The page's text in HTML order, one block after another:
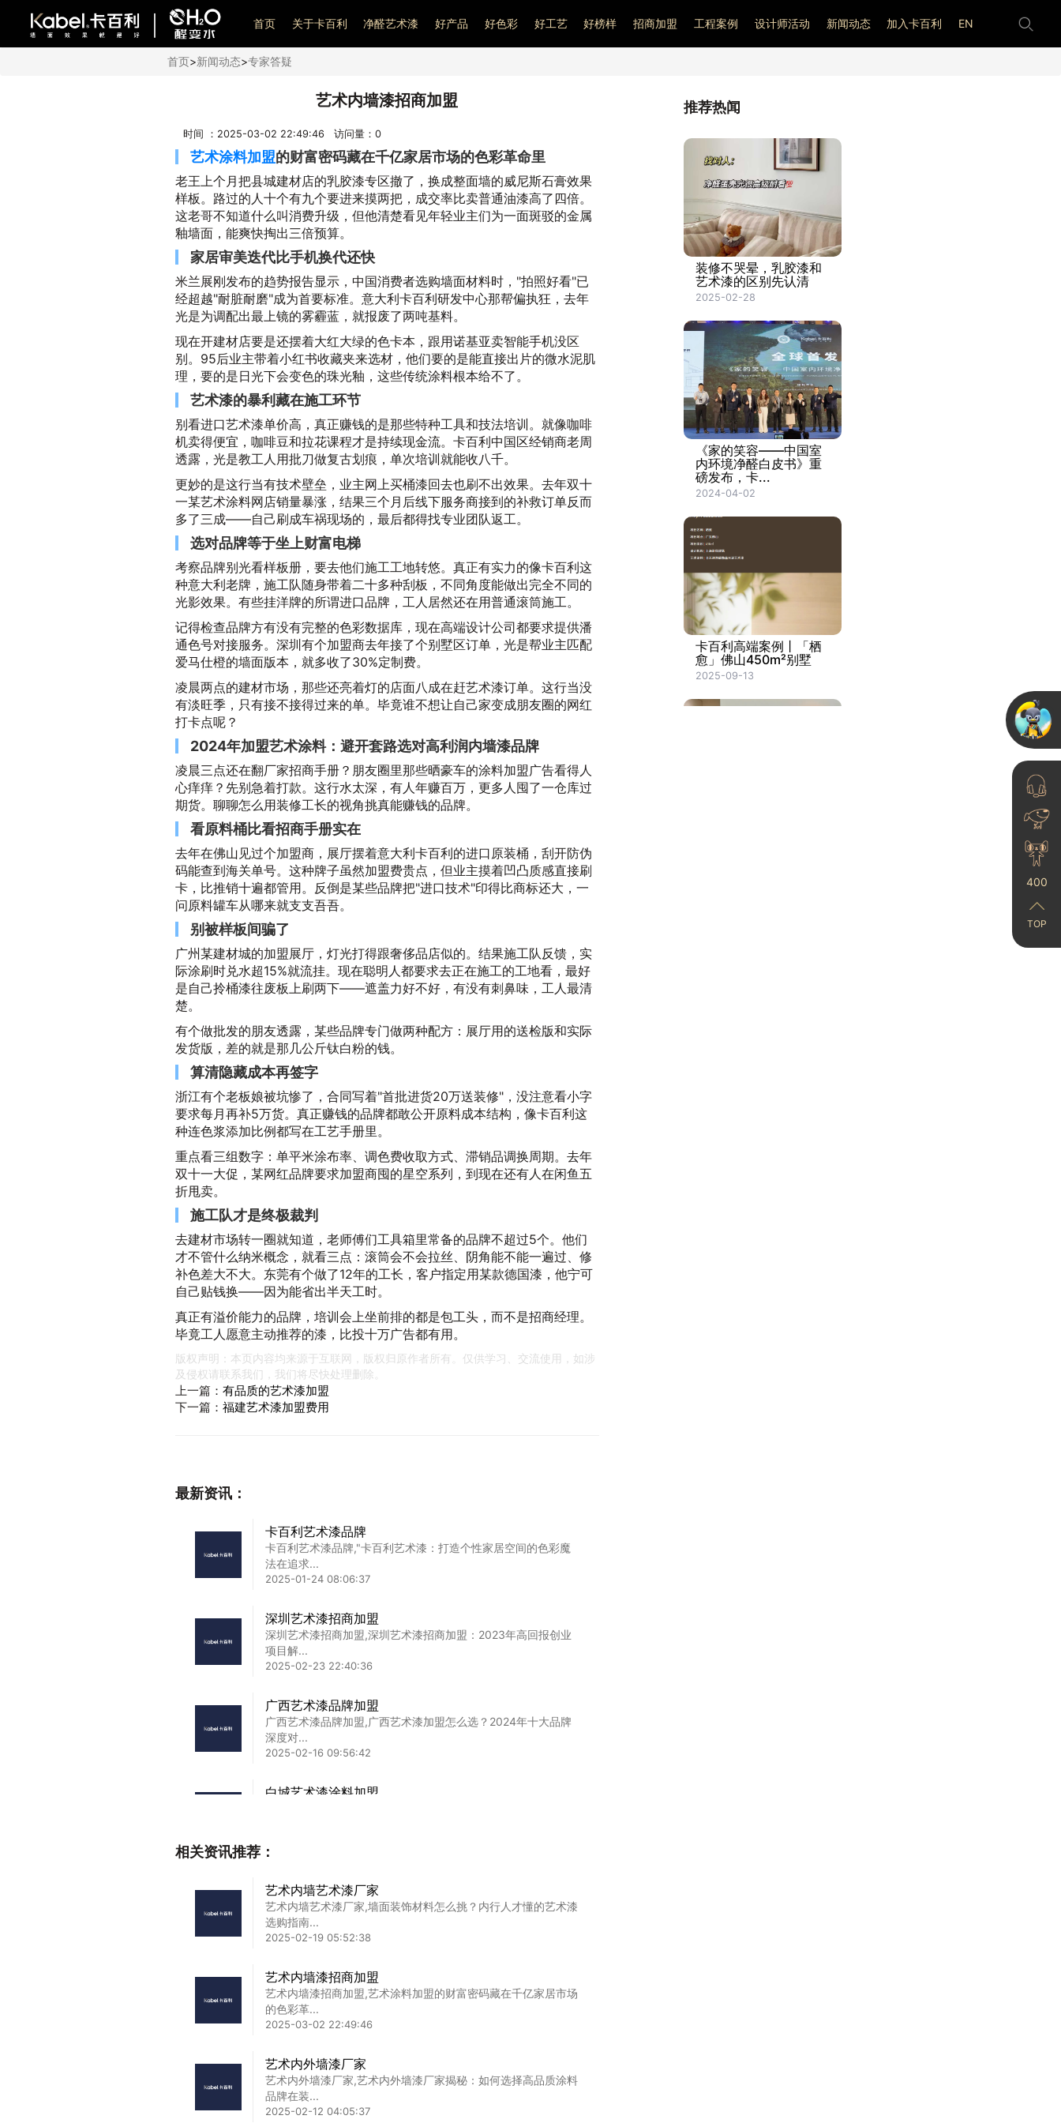
艺术漆加盟
首页 关于卡百利 净醛艺术漆 好产品 好色彩 好工艺 好榜样 招商加盟 工程案例 设计师活动 新闻动态 加入卡百利 EN
首页>新闻动态>专家答疑
艺术内墙漆招商加盟
时间 ：2025-03-02 22:49:46 访问量： 0
艺术涂料加盟的财富密码藏在千亿家居市场的色彩革命里
老王上个月把县城建材店的乳胶漆专区撤了，换成整面墙的威尼斯石膏效果
样板。路过的人十个有九个要进来摸两把，成交率比卖普通油漆高了四倍。
这老哥不知道什么叫消费升级，但他清楚看见年轻业主们为一面斑驳的金属
釉墙面，能爽快掏出三倍预算。
家居审美迭代比手机换代还快
米兰展刚发布的趋势报告显示，中国消费者选购墙面材料时，"拍照好看"已
经超越"耐脏耐磨"成为首要标准。意大利卡百利研发中心那帮偏执狂，去年
光是为调配出最上镜的雾霾蓝，就报废了两吨基料。
现在开建材店要是还摆着大红大绿的色卡本，跟用诺基亚卖智能手机没区
别。95后业主带着小红书收藏夹来选材，他们要的是能直接出片的微水泥肌
理，要的是日光下会变色的珠光釉，这些传统涂料根本给不了。
艺术漆的暴利藏在施工环节
别看进口艺术漆单价高，真正赚钱的是那些特种工具和技法培训。就像咖啡
机卖得便宜，咖啡豆和拉花课程才是持续现金流。卡百利中国区经销商老周
透露，光是教工人用批刀做复古划痕，单次培训就能收八千。
更妙的是这行当有技术壁垒，业主网上买桶漆回去也刷不出效果。去年双十
一某艺术涂料网店销量暴涨，结果三个月后线下服务商接到的补救订单反而
多了三成——自己刷成车祸现场的，最后都得找专业团队返工。
选对品牌等于坐上财富电梯
考察品牌别光看样板册，要去他们施工工地转悠。真正有实力的像卡百利这
种意大利老牌，施工队随身带着二十多种刮板，不同角度能做出完全不同的
光影效果。有些挂洋牌的所谓进口品牌，工人居然还在用普通滚筒施工。
记得检查品牌方有没有完整的色彩数据库，现在高端设计公司都要求提供潘
通色号对接服务。深圳有个加盟商去年接了个别墅区订单，光是帮业主匹配
爱马仕橙的墙面版本，就多收了30%定制费。
凌晨两点的建材市场，那些还亮着灯的店面八成在赶艺术漆订单。这行当没
有淡旺季，只有接不接得过来的单。毕竟谁不想让自己家变成朋友圈的网红
打卡点呢？
2024年加盟艺术涂料：避开套路选对高利润内墙漆品牌
凌晨三点还在翻厂家招商手册？朋友圈里那些晒豪车的涂料加盟广告看得人
心痒痒？先别急着打款。这行水太深，有人年赚百万，更多人囤了一仓库过
期货。聊聊怎么用装修工长的视角挑真能赚钱的品牌。
看原料桶比看招商手册实在
去年在佛山见过个加盟商，展厅摆着意大利卡百利的进口原装桶，刮开防伪
码能查到海关单号。这种牌子虽然加盟费贵点，但业主摸着凹凸质感直接刷
卡，比推销十遍都管用。反倒是某些品牌把"进口技术"印得比商标还大，一
问原料罐车从哪来就支支吾吾。
别被样板间骗了
广州某建材城的加盟展厅，灯光打得跟奢侈品店似的。结果施工队反馈，实
际涂刷时兑水超15%就流挂。现在聪明人都要求去正在施工的工地看，最好
是自己拎桶漆往废板上刷两下——遮盖力好不好，有没有刺鼻味，工人最清
楚。
有个做批发的朋友透露，某些品牌专门做两种配方：展厅用的送检版和实际
发货版，差的就是那几公斤钛白粉的钱。
算清隐藏成本再签字
浙江有个老板娘被坑惨了，合同写着"首批进货20万送装修"，没注意看小字
要求每月再补5万货。真正赚钱的品牌都敢公开原料成本结构，像卡百利这
种连色浆添加比例都写在工艺手册里。
重点看三组数字：单平米涂布率、调色费收取方式、滞销品调换周期。去年
双十一大促，某网红品牌要求加盟商囤的星空系列，到现在还有人在闲鱼五
折甩卖。
施工队才是终极裁判
去建材市场转一圈就知道，老师傅们工具箱里常备的品牌不超过5个。他们
才不管什么纳米概念，就看三点：滚筒会不会拉丝、阴角能不能一遍过、修
补色差大不大。东莞有个做了12年的工长，客户指定用某款德国漆，他宁可
自己贴钱换——因为能省出半天工时。
真正有溢价能力的品牌，培训会上坐前排的都是包工头，而不是招商经理。
毕竟工人愿意主动推荐的漆，比投十万广告都有用。
版权声明：本页内容均来源于互联网，版权归原作者所有。仅供学习、交流使用，如涉
及侵权请联系我们，我们将尽快处理删除。
上一篇： 有品质的艺术漆加盟
下一篇： 福建艺术漆加盟费用
最新资讯：
卡百利艺术漆品牌
卡百利艺术漆品牌,"卡百利艺术漆：打造个性家居空间的色彩魔
法在追求...
2025-01-24 08:06:37
深圳艺术漆招商加盟
深圳艺术漆招商加盟,深圳艺术漆招商加盟：2023年高回报创业
项目解...
2025-02-23 22:40:36
广西艺术漆品牌加盟
广西艺术漆品牌加盟,广西艺术漆加盟怎么选？2024年十大品牌
深度对...
2025-02-16 09:56:42
白城艺术漆涂料加盟
广西进口艺术漆品牌,广西业主看过来！2023年进口艺术漆这么
选才不...
2025-02-17 20:30:00
加盟艺术漆前景怎么,加盟艺术漆到底值不值？2024年市场真实
状况与...
2025-02-25 11:32:43
相关资讯推荐：
艺术内墙艺术漆厂家
艺术内墙艺术漆厂家,墙面装饰材料怎么挑？内行人才懂的艺术漆
选购指南...
2025-02-19 05:52:38
艺术内墙漆招商加盟
艺术内墙漆招商加盟,艺术涂料加盟的财富密码藏在千亿家居市场
的色彩革...
2025-03-02 22:49:46
艺术内外墙漆厂家
艺术内外墙漆厂家,艺术内外墙漆厂家揭秘：如何选择高品质涂料
品牌在装...
2025-02-12 04:05:37
推荐热闻
装修不哭晕，乳胶漆和
艺术漆的区别先认清
2025-02-28
《家的笑容——中国室
内环境净醛白皮书》重
磅发布，卡...
2024-04-02
卡百利高端案例丨「栖
愈」佛山450m²别墅
2025-09-13
400
TOP